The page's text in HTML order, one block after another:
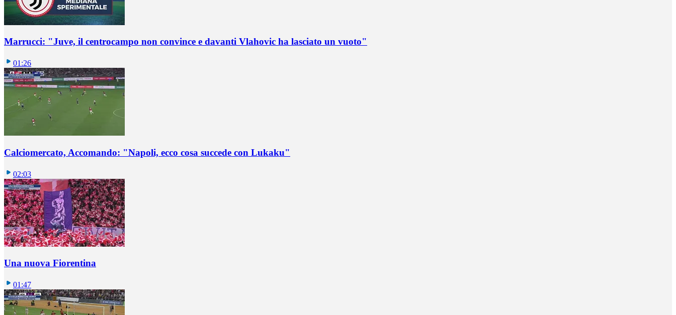
Marrucci: "Juve, il centrocampo non convince e davanti Vlahovic ha lasciato un vuoto"
01:26
Calciomercato, Accomando: "Napoli, ecco cosa succede con Lukaku"
02:03
Una nuova Fiorentina
01:47